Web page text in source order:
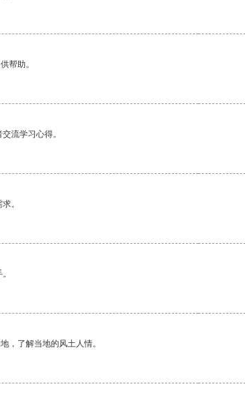
帮助。
流学习心得。
。
，了解当地的风土人情。